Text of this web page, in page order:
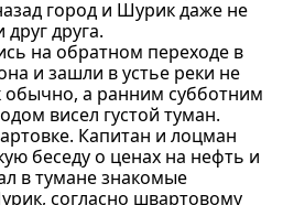
город и Шурик даже не
друга.
на обратном переходе в
и зашли в устье реки не
обычно, а ранним субботним
висел густой туман.
Капитан и лоцман
беседу о ценах на нефть и
в тумане знакомые
согласно швартовому